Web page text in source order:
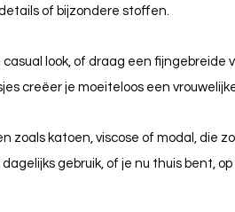
of bijzondere stoffen.
casual look, of draag een fijngebreide
creëer je moeiteloos een
katoen, viscose of modal, die
gebruik, of je nu thuis bent, op